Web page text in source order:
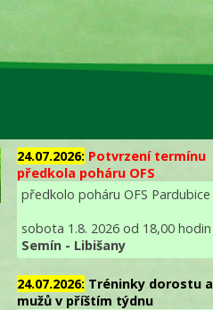
24.07.2026: Potvrzení termínu
předkola poháru OFS
předkolo poháru OFS Pardubice
sobota 1.8. 2026 od 18,00 hodin
Semín - Libišany
24.07.2026: Tréninky dorostu a
mužů v příštím týdnu